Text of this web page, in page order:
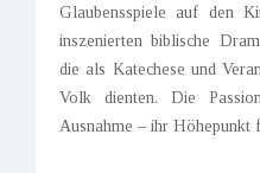
Glaubensspiele auf den
inszenierten biblische
die als Katechese und
Volk dienten. Die
Ausnahme – ihr Höhepunkt